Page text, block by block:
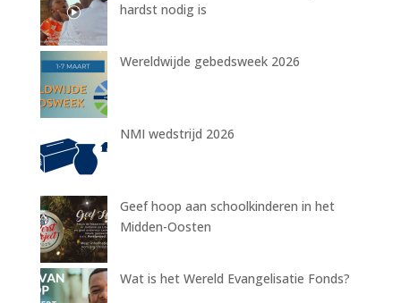
hardst nodig is
Wereldwijde gebedsweek 2026
NMI wedstrijd 2026
Geef hoop aan schoolkinderen in het
Midden-Oosten
Wat is het Wereld Evangelisatie Fonds?